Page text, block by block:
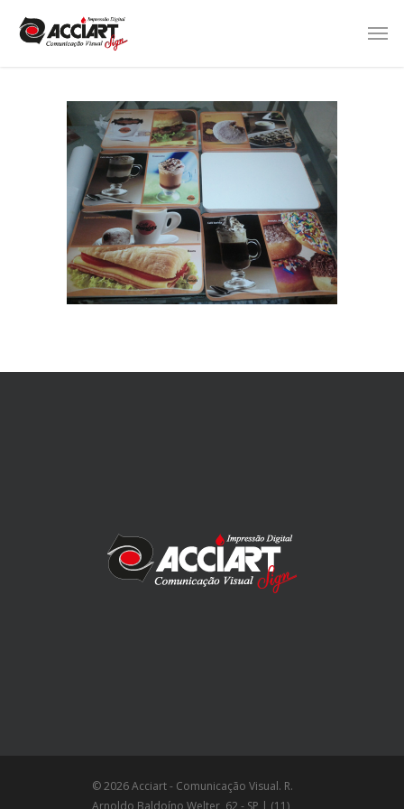
© 2026 Acciart - Comunicação Visual. R.
Arnoldo Baldoíno Welter, 62 - SP | (11)